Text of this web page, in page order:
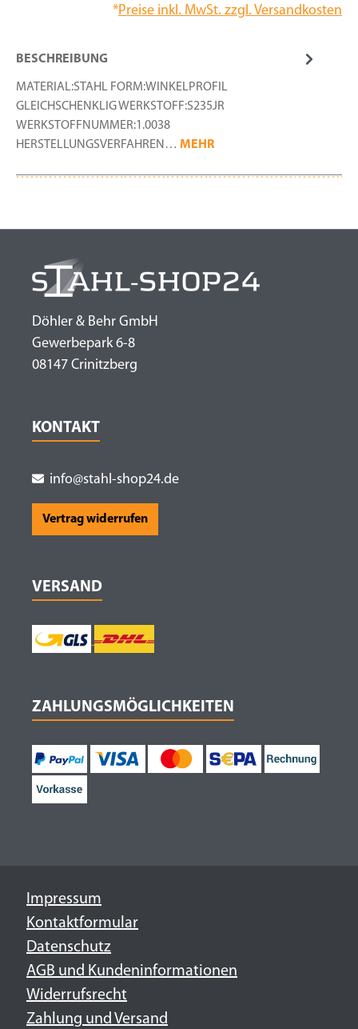
*Preise inkl. MwSt. zzgl. Versandkosten
BESCHREIBUNG
MATERIAL:STAHL FORM:WINKELPROFIL
GLEICHSCHENKLIG WERKSTOFF:S235JR
WERKSTOFFNUMMER:1.0038
HERSTELLUNGSVERFAHREN… MEHR
Döhler & Behr GmbH
Gewerbepark 6-8
08147 Crinitzberg
KONTAKT
info@stahl-shop24.de
Vertrag widerrufen
VERSAND
ZAHLUNGSMÖGLICHKEITEN
Impressum
Kontaktformular
Datenschutz
AGB und Kundeninformationen
Widerrufsrecht
Zahlung und Versand